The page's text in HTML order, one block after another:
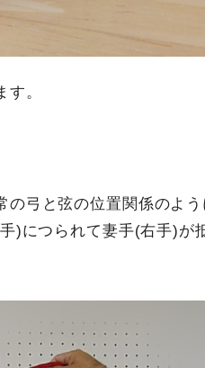
。
弓と弦の位置関係のよう
)につられて妻手(右手)が